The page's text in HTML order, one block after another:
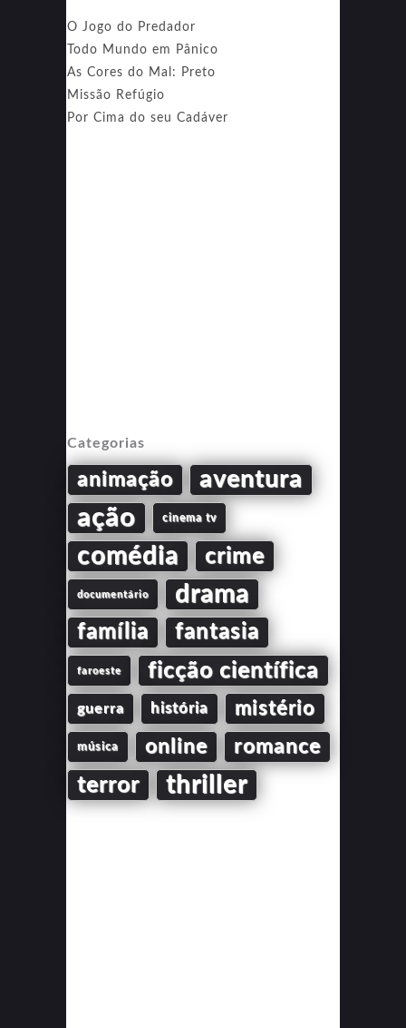
O Jogo do Predador
Todo Mundo em Pânico
As Cores do Mal: Preto
Missão Refúgio
Por Cima do seu Cadáver
Categorias
animação aventura
ação cinema tv
comédia crime
documentário drama
família fantasia
faroeste ficção científica
guerra história mistério
música online romance
terror thriller